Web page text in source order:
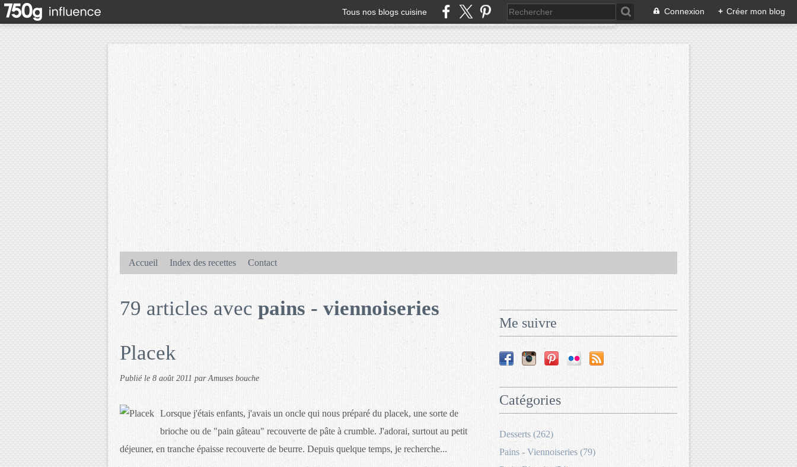
Tous nos blogs cuisine Connexion + Créer mon blog
Accueil Index des recettes Contact
79 articles avec pains - viennoiseries
Placek
Publié le 8 août 2011 par Amuses bouche
Lorsque j'étais enfants, j'avais un oncle qui nous préparé du placek, une sorte de
brioche ou de "pain gâteau" recouverte de pâte à crumble. J'adorai, surtout au petit
déjeuner, en tranche épaisse recouverte de beurre. Depuis quelque temps, je recherche...
Me suivre
Catégories
Desserts (262)
Pains - Viennoiseries (79)